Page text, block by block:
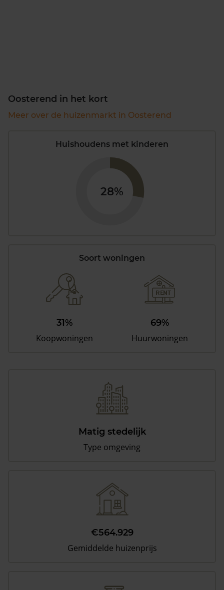
Oosterend in het kort
Meer over de huizenmarkt in Oosterend
Huishoudens met kinderen
28%
Soort woningen
31%
Koopwoningen
69%
Huurwoningen
Matig stedelijk
Type omgeving
€564.929
Gemiddelde huizenprijs